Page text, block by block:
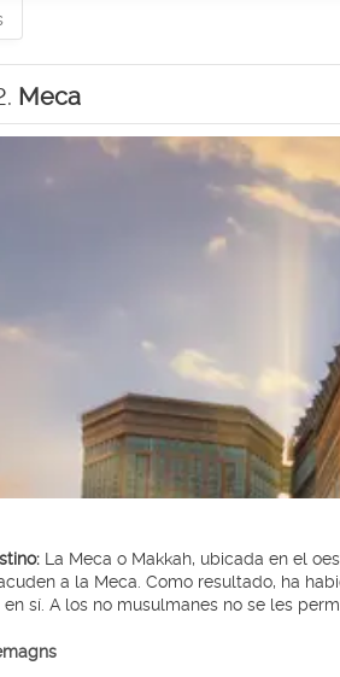
Meca
La Meca o Makkah, ubicada en el
a la Meca. Como resultado, ha
sí. A los no musulmanes no se les
considerada el sitio más sagrado